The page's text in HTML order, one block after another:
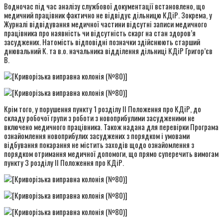
Водночас під час аналізу службової документації встановлено, що
медичний працівник фактично не відвідує дільницю КДіР. Зокрема, у
Журналі відвідування медичної частини відсутні записи медичного
працівника про наявність чи відсутність скарг на стан здоров’я
засуджених. Натомість відповідні позначки здійснюють старший
днювальний К. та в.о. начальника відділення дільниці КДіР Григор’єв
В.
Крім того, у порушення пункту 1 розділу ІІ Положення про КДіР, до
складу робочої групи з роботи з новоприбулими засудженими не
включено медичного працівника. Також надана для перевірки Програма
ознайомлення новоприбулих засуджених з порядком і умовами
відбування покарання не містить заходів щодо ознайомлення з
порядком отримання медичної допомоги, що прямо суперечить вимогам
пункту 3 розділу ІІ Положення про КДіР.